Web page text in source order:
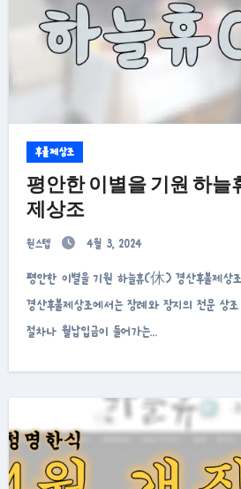
후불제상조
평안한 이별을 기원 하늘
제상조
원스텝 4월 3, 2024
평안한 이별을 기원 하늘휴(休) 경산후불제상조 안녕하십니까하늘휴(休)
경산후불제상조에서는 장례와 장지의 전문 상
절차나 월납입금이 들어가는…